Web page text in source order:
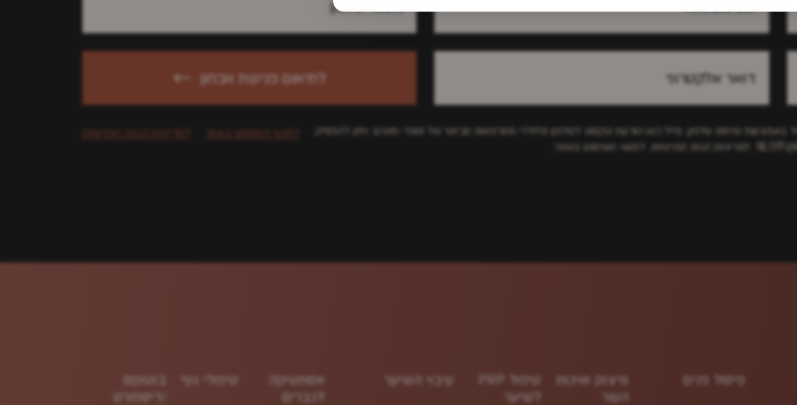
לתנאי השימוש באתר
באמצעות שיחות טלפון, מייל ו/או הודעת טקסט לטלפון סלולרי ממרפאות הביוטי של סופר-פארם. ניתן להפסיק
למדיניות הגנת הפרטיות. לתנאי השימוש באתר.
לתיאום פגישת אבחון
פיסול פנים
מיצוק ואיכות
העור
טיפול PRP
לשיער
עיבוי השיער
אסתטיקה
לגברים
טיפולי גוף
בוטוקס
/דיספורט